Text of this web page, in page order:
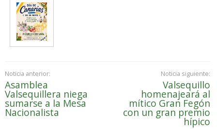
Noticia anterior:
Asamblea
Valsequillera niega
sumarse a la Mesa
Nacionalista
Noticia siguiente:
Valsequillo
homenajeará al
mítico Gran Fegón
con un gran premio
hípico